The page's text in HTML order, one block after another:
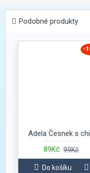
Podobné produkty
-
Adela Česnek s
89Kč 99Kč
Do košíku